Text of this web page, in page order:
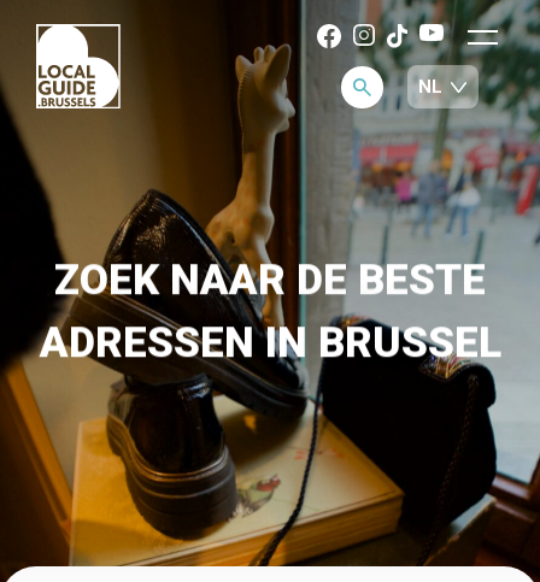
ZOEK NAAR DE BESTE
ADRESSEN IN BRUSSEL